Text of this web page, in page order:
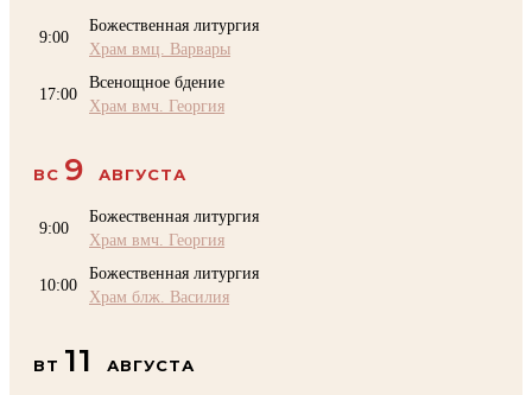
9:00
Божественная литургия
Храм вмц. Варвары
17:00
Всенощное бдение
Храм вмч. Георгия
ВС 9 АВГУСТА
9:00
Божественная литургия
Храм вмч. Георгия
10:00
Божественная литургия
Храм блж. Василия
ВТ 11 АВГУСТА